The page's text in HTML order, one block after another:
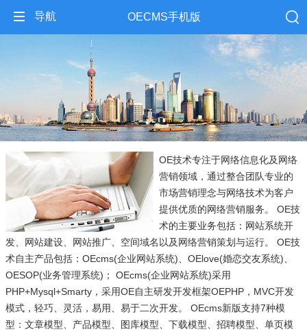
导航 OECMS手机版
OE技术专注于网络信息化及网络
营销领域，通过整合团队专业的
市场营销理念与网络技术为客户
提供优质的网络营销服务。 OE技
术的主要业务包括：网站系统开
发、网站建设、网站推广、空间域名以及网络营销策划与运行。 OE技
术自主产品包括：OEcms(企业网站系统)、OElove(婚恋交友系统)、
OESOP(业务管理系统)； OEcms(企业网站系统)采用
PHP+Mysql+Smarty，采用OE自主研发开发框架OEPHP，MVC开发
模式，轻巧、灵活，易用、易于二次开发。 OEcms新版支持7种模
型：文章模型、产品模型、图库模型、下载模型、招聘模型、单页模